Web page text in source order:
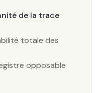
de la trace
totale des
opposable